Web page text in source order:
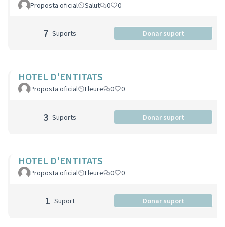
Proposta oficial Salut 0 0
7 Suports Donar suport
HOTEL D'ENTITATS
Proposta oficial Lleure 0 0
3 Suports Donar suport
HOTEL D'ENTITATS
Proposta oficial Lleure 0 0
1 Suport Donar suport